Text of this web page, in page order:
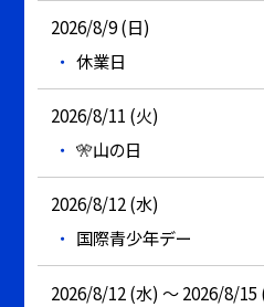
2026/8/9 (日)
休業日
2026/8/11 (火)
🎌山の日
2026/8/12 (水)
国際青少年デー
2026/8/12 (水) ～ 2026/8/15